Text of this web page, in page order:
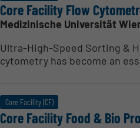
Core Facility Flow
Medizinische Universität
Ultra-High-Speed Sorting &
cytometry has become an
Core Facility (CF)
Core Facility Food & Bio